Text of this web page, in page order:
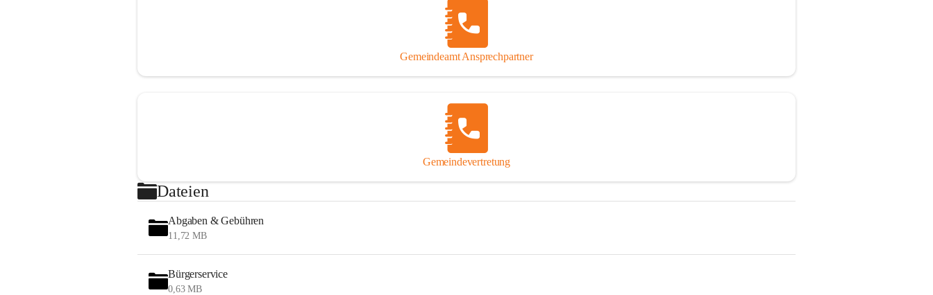
Gemeindeamt Ansprechpartner
Gemeindevertretung
Dateien
Abgaben & Gebühren
11,72 MB
Bürgerservice
0,63 MB